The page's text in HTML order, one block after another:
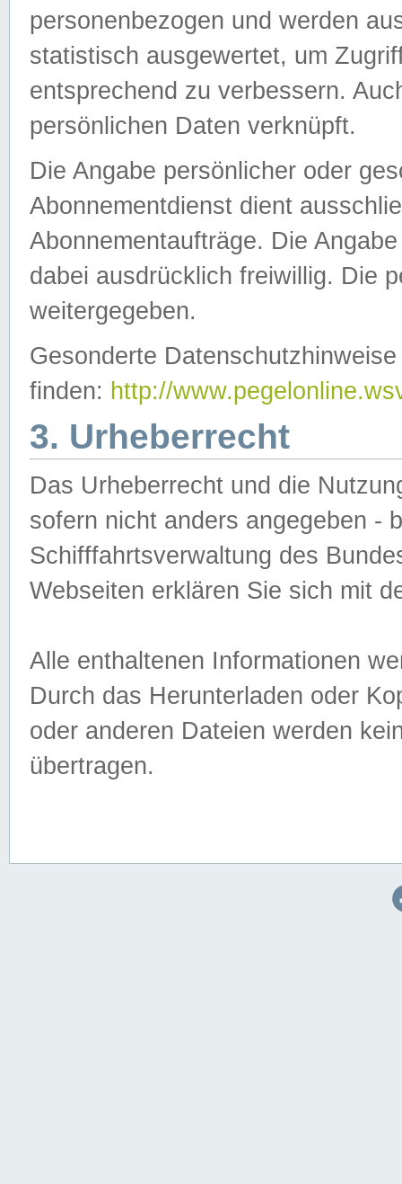
personenbezogen und werden
statistisch ausgewertet, um
entsprechend zu verbessern.
persönlichen Daten verknüpft.
Die Angabe persönlicher oder
Abonnementdienst dient
Abonnementaufträge. Die
dabei ausdrücklich freiwillig. Die
weitergegeben.
Gesonderte
finden: http://
3. Urheberrecht
Das Urheberrecht und die
sofern nicht anders angegeben -
Schifffahrtsverwaltung des
Webseiten erklären Sie sich mit
Alle enthaltenen Informationen
Durch das Herunterladen oder
oder anderen Dateien werden
übertragen.